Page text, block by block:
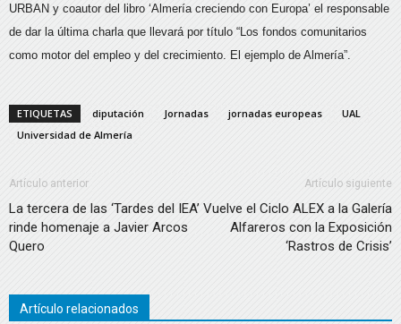
URBAN y coautor del libro ‘Almería creciendo con Europa’ el responsable
de dar la última charla que llevará por título “Los fondos comunitarios
como motor del empleo y del crecimiento. El ejemplo de Almería”.
ETIQUETAS diputación Jornadas jornadas europeas
UAL
Universidad de Almería
Artículo anterior
La tercera de las ‘Tardes del IEA’
rinde homenaje a Javier Arcos
Quero
Artículo siguiente
Vuelve el Ciclo ALEX a la Galería
Alfareros con la Exposición
‘Rastros de Crisis’
Artículo relacionados